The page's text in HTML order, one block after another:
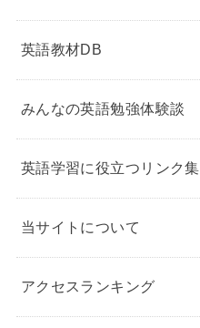
英語教材DB
みんなの英語勉強体験談
英語学習に役立つリンク集
当サイトについて
アクセスランキング